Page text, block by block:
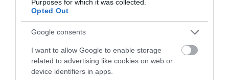
Purposes for which it was collected.
Opted Out
Google consents
I want to allow Google to enable storage
related to advertising like cookies on web or
device identifiers in apps.